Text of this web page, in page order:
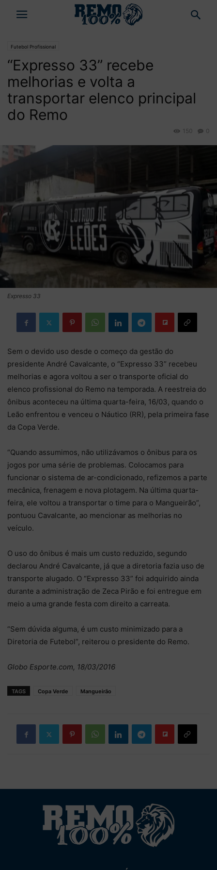
Futebol Profissional
“Expresso 33” recebe
melhorias e volta a
transportar elenco principal
do Remo
0
150
Expresso 33
Sem o devido uso desde o começo da gestão do
presidente André Cavalcante, o “Expresso 33” recebeu
melhorias e agora voltou a ser o transporte oficial do
elenco profissional do Remo na temporada. A reestreia do
ônibus aconteceu na última quarta-feira, 16/03, quando o
Leão enfrentou e venceu o Náutico (RR), pela primeira fase
da Copa Verde.
“Quando assumimos, não utilizávamos o ônibus para os
jogos por uma série de problemas. Colocamos para
funcionar o sistema de ar-condicionado, refizemos a parte
mecânica, frenagem e nova plotagem. Na última quarta-
feira, ele voltou a transportar o time para o Mangueirão”,
pontuou Cavalcante, ao mencionar as melhorias no
veículo.
O uso do ônibus é mais um custo reduzido, segundo
declarou André Cavalcante, já que a diretoria fazia uso de
transporte alugado. O “Expresso 33” foi adquirido ainda
durante a administração de Zeca Pirão e foi entregue em
meio a uma grande festa com direito a carreata.
“Sem dúvida alguma, é um custo minimizado para a
Diretoria de Futebol”, reiterou o presidente do Remo.
Globo Esporte.com, 18/03/2016
TAGS Copa Verde Mangueirão